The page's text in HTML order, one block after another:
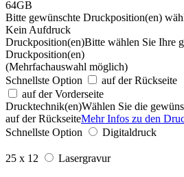
64GB
Bitte gewünschte Druckposition(en)
Kein Aufdruck
Druckposition(en)Bitte wählen Sie Ihre
Druckposition(en)
(Mehrfachauswahl möglich)
Schnellste Option
auf der Rückseite
auf der Vorderseite
Drucktechnik(en)Wählen Sie die
auf der RückseiteMehr Infos zu den
Schnellste Option
Digitaldruck
25 x 12 Lasergravur